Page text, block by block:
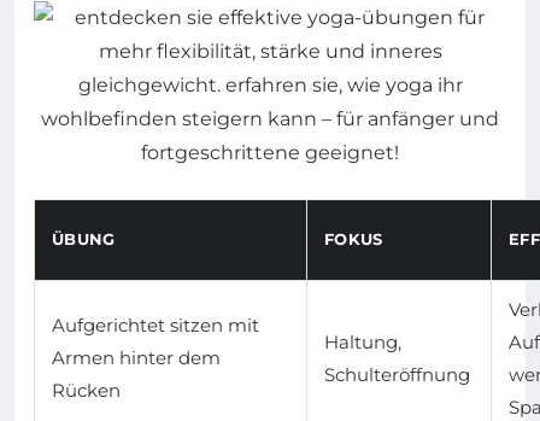
ÜBUNG FOKUS
Aufgerichtet sitzen mit
Armen hinter dem
Rücken
Haltung,
Schulteröffnung